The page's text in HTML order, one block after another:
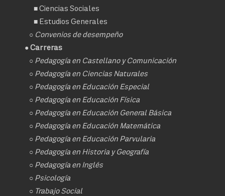
■Ciencias Sociales
■ Estudios Generales
○ Convenios de desempeño
● Carreras
○ Pedagogía en Castellano y Comunicación
○ Pedagogía en Ciencias Naturales
○ Pedagogía en Educación Especial
○ Pedagogía en Educación Física
○ Pedagogía en Educación General Básica
○ Pedagogía en Educación Matemática
○ Pedagogía en Educación Parvularia
○ Pedagogía en Historia y Geografía
○ Pedagogía en Inglés
○ Psicología
○ Trabajo Social